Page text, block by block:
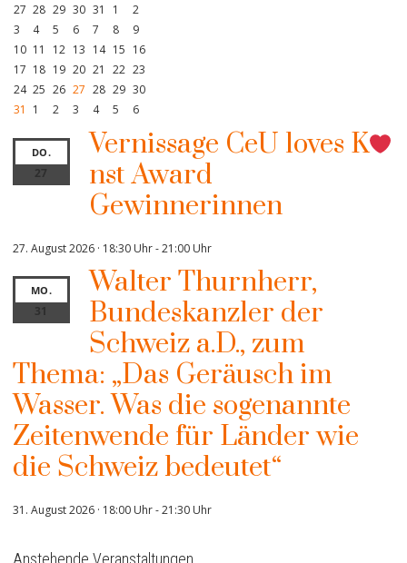
27 28 29 30 31 1
2
3
4 5 6 7 8
9
10 11 12 13 14 15 16
17 18 19 20 21 22 23
24 25 26 27 28 29 30
31
1 2 3 4 5 6
DO.
27
Vernissage CeU loves K
nst Award
Gewinnerinnen
27. August 2026 · 18:30 Uhr-21:00 Uhr
MO.
31
Walter Thurnherr,
Bundeskanzler der
Schweiz a.D., zum
Thema: „Das Geräusch im
Wasser. Was die sogenannte
Zeitenwende für Länder wie
die Schweiz bedeutet“
31. August 2026 · 18:00 Uhr-21:30 Uhr
Anstehende Veranstaltungen